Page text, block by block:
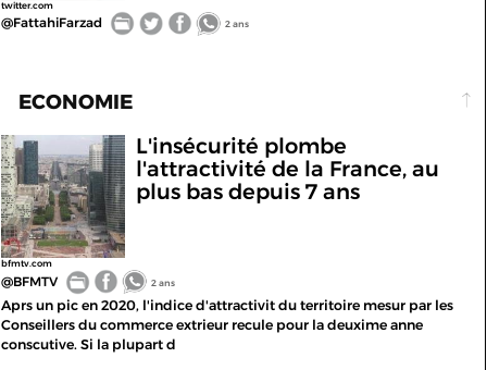
twitter.com
@FattahiFarzad 2 ans
ECONOMIE
bfmtv.com
L'insécurité plombe
l'attractivité de la France, au
plus bas depuis 7 ans
@BFMTV 2 ans
Aprs un pic en 2020, l'indice d'attractivit du territoire mesur par les
Conseillers du commerce extrieur recule pour la deuxime anne
conscutive. Si la plupart d